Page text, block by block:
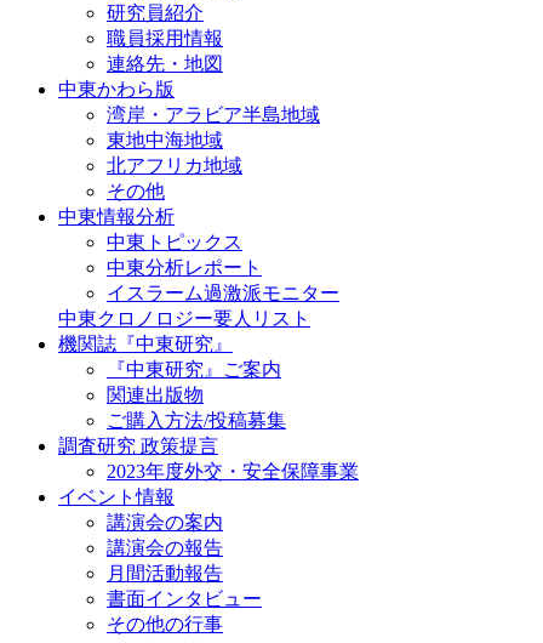
研究員紹介
職員採用情報
連絡先・地図
中東かわら版
湾岸・アラビア半島地域
東地中海地域
北アフリカ地域
その他
中東情報分析
中東トピックス
中東分析レポート
イスラーム過激派モニター
中東クロノロジー要人リスト
機関誌『中東研究』
『中東研究』ご案内
関連出版物
ご購入方法/投稿募集
調査研究 政策提言
2023年度外交・安全保障事業
イベント情報
講演会の案内
講演会の報告
月間活動報告
書面インタビュー
その他の行事